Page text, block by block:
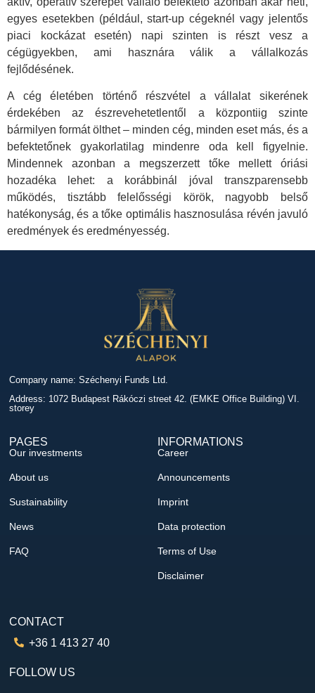
egyes esetekben (például, start-up cégeknél vagy jelentős
piaci kockázat esetén) napi szinten is részt vesz a
cégügyekben, ami hasznára válik a vállalkozás
fejlődésének.
A cég életében történő részvétel a vállalat sikerének
érdekében az észrevehetetlentől a központiig szinte
bármilyen formát ölthet – minden cég, minden eset más, és a
befektetőnek gyakorlatilag mindenre oda kell figyelnie.
Mindennek azonban a megszerzett tőke mellett óriási
hozadéka lehet: a korábbinál jóval transzparensebb
működés, tisztább felelősségi körök, nagyobb belső
hatékonyság, és a tőke optimális hasznosulása révén javuló
eredmények és eredményesség.
Company name: Széchenyi Funds Ltd.
Address: 1072 Budapest Rákóczi street 42. (EMKE Office Building) VI.
storey
PAGES
Our investments
About us
Sustainability
News
FAQ
INFORMATIONS
Career
Announcements
Imprint
Data protection
Terms of Use
Disclaimer
CONTACT
+36 1 413 27 40
FOLLOW US